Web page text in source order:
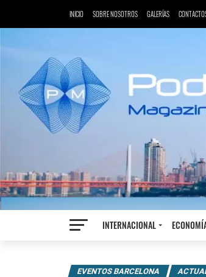
INICIO SOBRE NOSOTROS GALERÍAS
INTERNACIONAL
EVENTOS BARCELONA